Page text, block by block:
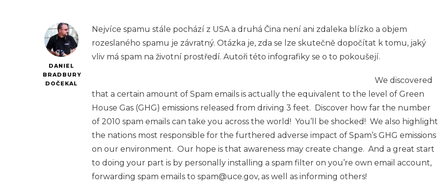
DANIEL
BRADBURY
DOČEKAL
Nejvíce spamu stále pochází z USA a druhá Čina není ani zdaleka blízko a objem
rozeslaného spamu je závratný. Otázka je, zda se lze skutečně dopočítat k tomu, jaký
vliv má spam na životní prostředí. Autoři této infografiky se o to pokoušejí.
We discovered
that a certain amount of Spam emails is actually the equivalent to the level of Green
House Gas (GHG) emissions released from driving 3 feet. Discover how far the number
of 2010 spam emails can take you across the world! You’ll be shocked! We also highlight
the nations most responsible for the furthered adverse impact of Spam’s GHG emissions
on our environment. Our hope is that awareness may create change. And a great start
to doing your part is by personally installing a spam filter on you’re own email account,
forwarding spam emails to spam@uce.gov, as well as informing others!